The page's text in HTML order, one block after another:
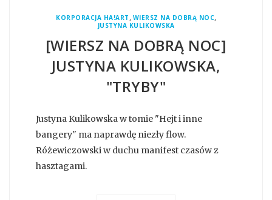
KORPORACJA HA!ART , WIERSZ NA DOBRĄ NOC,
JUSTYNA KULIKOWSKA
[WIERSZ NA DOBRĄ NOC]
JUSTYNA KULIKOWSKA,
"TRYBY"
Justyna Kulikowska w tomie "Hejt i inne
bangery" ma naprawdę niezły flow.
Różewiczowski w duchu manifest czasów z
hasztagami.